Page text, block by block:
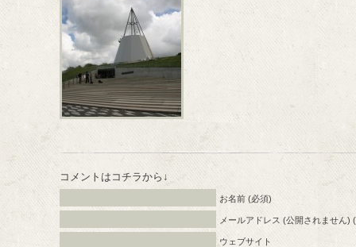
コメントはコチラから↓
お名前 (必須)
メールアドレス (公開されません)
ウェブサイト